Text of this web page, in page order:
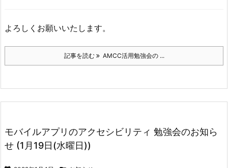
よろしくお願いいたします。
記事を読む AMCC活用勉強会の ...
モバイルアプリのアクセシビリティ 勉強会のお知ら
せ (1月19日(水曜日))